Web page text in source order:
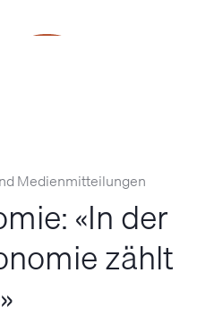
Medienmitteilungen
«In der
zählt